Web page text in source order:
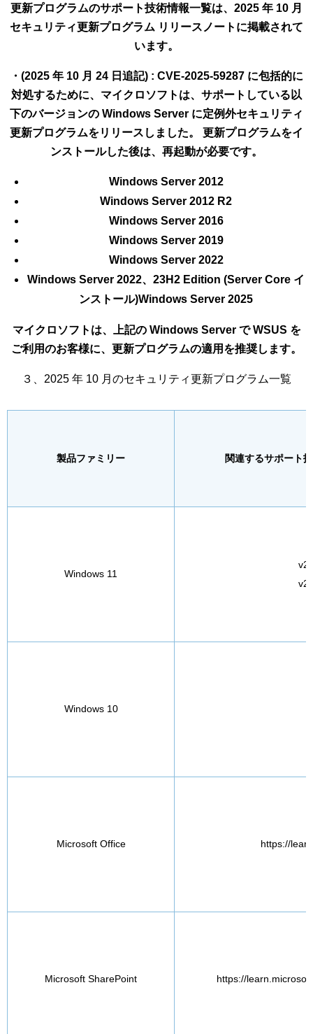
更新プログラムのサポート技術情報一覧は、2025 年 10 月
セキュリティ更新プログラム リリースノートに掲載されて
います。
・(2025 年 10 月 24 日追記) : CVE-2025-59287 に包括的に
対処するために、マイクロソフトは、サポートしている以
下のバージョンの Windows Server に定例外セキュリティ
更新プログラムをリリースしました。 更新プログラムをイ
ンストールした後は、再起動が必要です。
Windows Server 2012
Windows Server 2012 R2
Windows Server 2016
Windows Server 2019
Windows Server 2022
Windows Server 2022、23H2 Edition (Server Core イ
ンストール)Windows Server 2025
マイクロソフトは、上記の Windows Server で WSUS を
ご利用のお客様に、更新プログラムの適用を推奨します。
３、2025 年 10 月のセキュリティ更新プログラム一覧
製品ファミリー 関連するサポート
Windows 11
Windows 10
Microsoft Office https://
Microsoft SharePoint https://